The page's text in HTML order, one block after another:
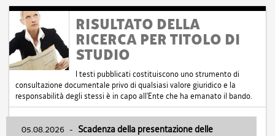
RISULTATO DELLA
RICERCA PER TITOLO DI
STUDIO
I testi pubblicati costituiscono uno strumento di
consultazione documentale privo di qualsiasi valore giuridico e la
responsabilità degli stessi è in capo all'Ente che ha emanato il bando.
05.08.2026 - Scadenza della presentazione delle